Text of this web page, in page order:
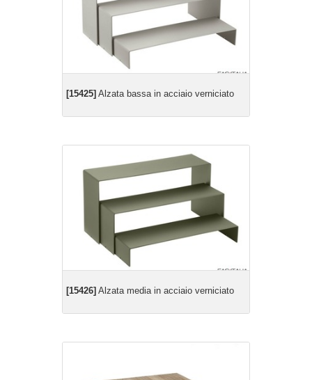
[15425] Alzata bassa in acciaio verniciato
[15426] Alzata media in acciaio verniciato